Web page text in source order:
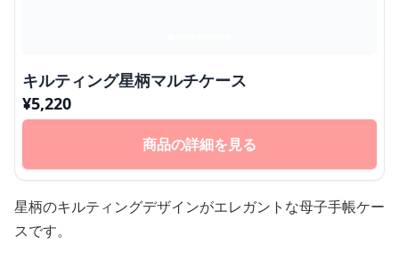
キルティング星柄マルチケース
¥5,220
商品の詳細を見る
星柄のキルティングデザインがエレガントな母子手帳ケー
スです。